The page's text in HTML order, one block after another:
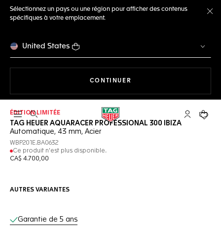
Sélectionnez un pays ou une région pour afficher des contenus
spécifiques à votre emplacement.
United States
CONTINUER
Ouvrir la barre de recherche Compte My
Votre
ÉDITION LIMITÉE
TAG HEUER AQUARACER PROFESSIONAL 300 IBIZA
Automatique, 43 mm, Acier
WBP201E.BA0632
Ce produit n'est plus disponible.
CA$ 4.700,00
AUTRES VARIANTES
Services en ligne
Garantie de 5 ans